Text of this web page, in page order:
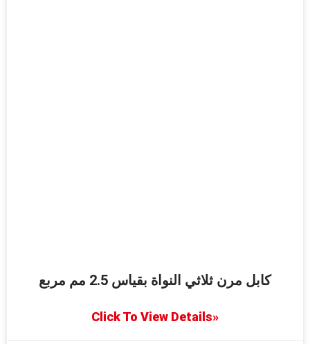
كابل مرن ثلاثي النواة بقياس 2.5 مم مربع
Click To View Details»